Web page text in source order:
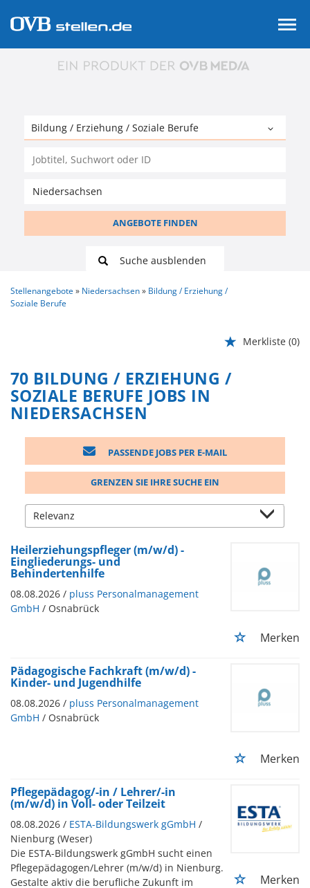
ANGEBOTE FINDEN
Suche ausblenden
Stellenangebote Niedersachsen
Bildung / Erziehung /
Soziale Berufe
Merkliste (0)
70 BILDUNG / ERZIEHUNG /
SOZIALE BERUFE JOBS IN
NIEDERSACHSEN
PASSENDE JOBS PER E-MAIL
GRENZEN SIE IHRE SUCHE EIN
Heilerziehungspfleger (m/w/d) -
Eingliederungs- und
Behindertenhilfe
08.08.2026 / pluss Personalmanagement
GmbH / Osnabrück
Merken
Pädagogische Fachkraft (m/w/d) -
Kinder- und Jugendhilfe
08.08.2026 / pluss Personalmanagement
GmbH / Osnabrück
Merken
Pflegepädagog/-in / Lehrer/-in
(m/w/d) in Voll- oder Teilzeit
08.08.2026 / ESTA-Bildungswerk gGmbH /
Nienburg (Weser)
Die ESTA-Bildungswerk gGmbH sucht einen
Pflegepädagogen/Lehrer (m/w/d) in Nienburg.
Gestalte aktiv die berufliche Zukunft im
Merken